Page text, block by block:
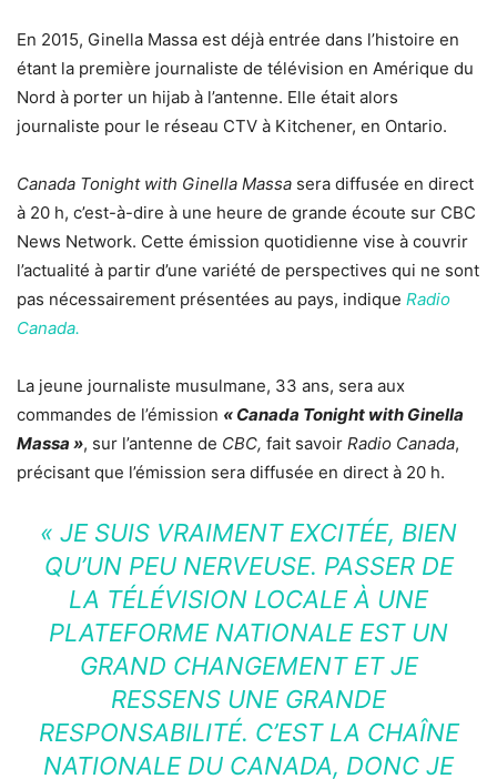
En 2015, Ginella Massa est déjà entrée dans l’histoire en
étant la première journaliste de télévision en Amérique du
Nord à porter un hijab à l’antenne. Elle était alors
journaliste pour le réseau CTV à Kitchener, en Ontario.
Canada Tonight with Ginella Massa sera diffusée en direct
à 20 h, c’est-à-dire à une heure de grande écoute sur CBC
News Network. Cette émission quotidienne vise à couvrir
l’actualité à partir d’une variété de perspectives qui ne sont
pas nécessairement présentées au pays, indique Radio
Canada.
La jeune journaliste musulmane, 33 ans, sera aux
commandes de l’émission « Canada Tonight with Ginella
Massa », sur l’antenne de CBC, fait savoir Radio Canada,
précisant que l’émission sera diffusée en direct à 20 h.
« JE SUIS VRAIMENT EXCITÉE, BIEN
QU’UN PEU NERVEUSE. PASSER DE
LA TÉLÉVISION LOCALE À UNE
PLATEFORME NATIONALE EST UN
GRAND CHANGEMENT ET JE
RESSENS UNE GRANDE
RESPONSABILITÉ. C’EST LA CHAÎNE
NATIONALE DU CANADA, DONC JE